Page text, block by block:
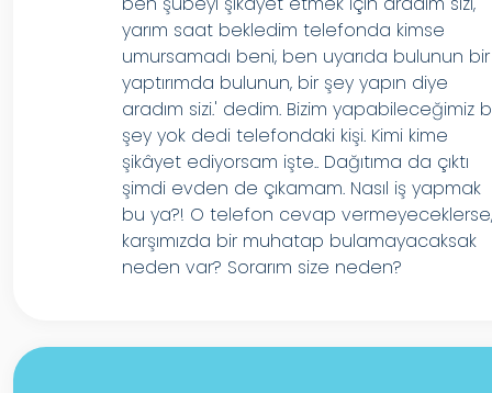
yarım saat bekledim telefonda kimse
umursamadı beni, ben uyarıda bulunun bir
yaptırımda bulunun, bir şey yapın diye
aradım sizi.' dedim. Bizim yapabileceğimiz
şey yok dedi telefondaki kişi. Kimi kime
şikâyet ediyorsam işte.. Dağıtıma da çıktı
şimdi evden de çıkamam. Nasıl iş yapmak
bu ya?! O telefon cevap
karşımızda bir muhatap bulamayacaksak
neden var? Sorarım size neden?